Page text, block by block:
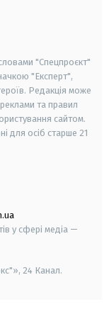
"Спецпроєкт"
"Експерт",
Редакція може
та правил
сайтом.
для осіб старше 21
у сфері медіа —
24 Канал.